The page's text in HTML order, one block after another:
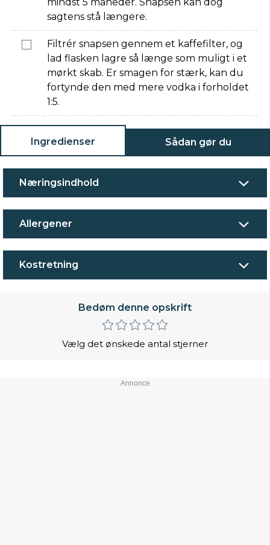
sagtens stå længere.
Filtrér snapsen gennem et kaffefilter, og
lad flasken lagre så længe som muligt i et
mørkt skab. Er smagen for stærk, kan du
fortynde den med mere vodka i forholdet
1:5.
Ingredienser Sådan gør du
Næringsindhold
Allergener
Kostretning
Bedøm denne opskrift
Vælg det ønskede antal stjerner